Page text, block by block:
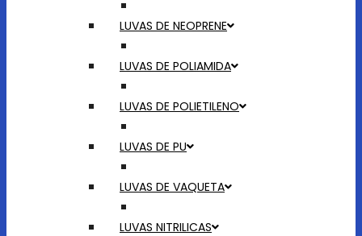
LUVAS DE NEOPRENE
LUVAS DE POLIAMIDA
LUVAS DE POLIETILENO
LUVAS DE PU
LUVAS DE VAQUETA
LUVAS NITRILICAS